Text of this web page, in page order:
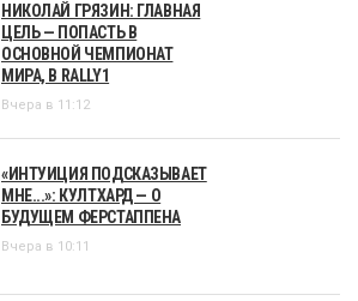
НИКОЛАЙ ГРЯЗИН: ГЛАВНАЯ
ЦЕЛЬ — ПОПАСТЬ В
ОСНОВНОЙ ЧЕМПИОНАТ
МИРА, В RALLY1
Вчера в 11:12
«ИНТУИЦИЯ ПОДСКАЗЫВАЕТ
МНЕ...»: КУЛТХАРД — О
БУДУЩЕМ ФЕРСТАППЕНА
Вчера в 10:11